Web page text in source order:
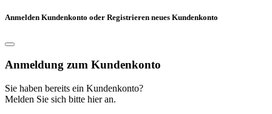
Anmelden Kundenkonto oder Registrieren neues Kundenkonto
Anmeldung zum Kundenkonto
Sie haben bereits ein Kundenkonto?
Melden Sie sich bitte hier an.